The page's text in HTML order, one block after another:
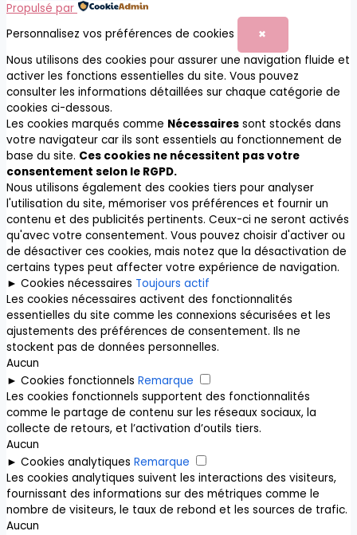
Propulsé par
Personnalisez vos préférences de cookies
✖
Nous utilisons des cookies pour assurer une navigation fluide et
activer les fonctions essentielles du site. Vous pouvez
consulter les informations détaillées sur chaque catégorie de
cookies ci-dessous.
Les cookies marqués comme Nécessaires sont stockés dans
votre navigateur car ils sont essentiels au fonctionnement de
base du site. Ces cookies ne nécessitent pas votre
consentement selon le RGPD.
Nous utilisons également des cookies tiers pour analyser
l'utilisation du site, mémoriser vos préférences et fournir un
contenu et des publicités pertinents. Ceux-ci ne seront activés
qu'avec votre consentement. Vous pouvez choisir d'activer ou
de désactiver ces cookies, mais notez que la désactivation de
certains types peut affecter votre expérience de navigation.
► Cookies nécessaires Toujours actif
Les cookies nécessaires activent des fonctionnalités
essentielles du site comme les connexions sécurisées et les
ajustements des préférences de consentement. Ils ne
stockent pas de données personnelles.
Aucun
► Cookies fonctionnels Remarque
Les cookies fonctionnels supportent des fonctionnalités
comme le partage de contenu sur les réseaux sociaux, la
collecte de retours, et l’activation d’outils tiers.
Aucun
► Cookies analytiques Remarque
Les cookies analytiques suivent les interactions des visiteurs,
fournissant des informations sur des métriques comme le
nombre de visiteurs, le taux de rebond et les sources de trafic.
Aucun